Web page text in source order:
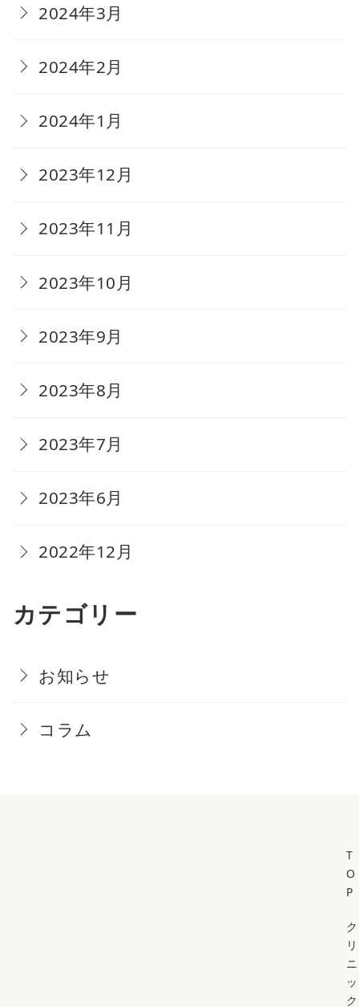
2024年3月
2024年2月
2024年1月
2023年12月
2023年11月
2023年10月
2023年9月
2023年8月
2023年7月
2023年6月
2022年12月
カテゴリー
お知らせ
コラム
T
O
P
ク
リ
ニ
ッ
ク